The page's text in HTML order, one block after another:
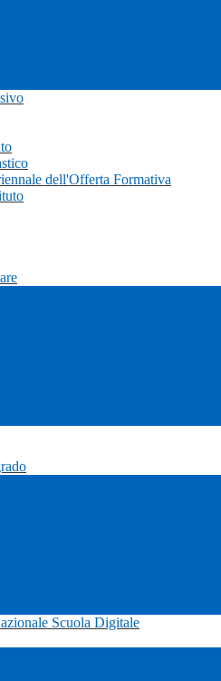
dell'Offerta Formativa
Scuola Digitale